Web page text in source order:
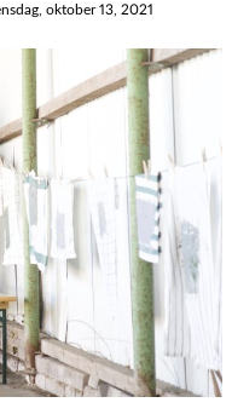
oktober 13, 2021